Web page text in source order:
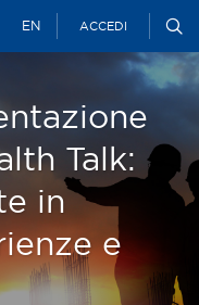
EN ACCEDI
Talk:
in
e